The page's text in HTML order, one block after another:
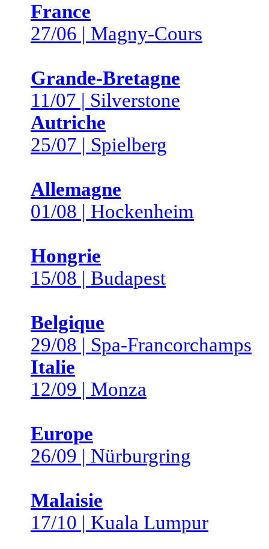
France
27/06 | Magny-Cours
Grande-Bretagne
11/07 | Silverstone
Autriche
25/07 | Spielberg
Allemagne
01/08 | Hockenheim
Hongrie
15/08 | Budapest
Belgique
29/08 | Spa-Francorchamps
Italie
12/09 | Monza
Europe
26/09 | Nürburgring
Malaisie
17/10 | Kuala Lumpur